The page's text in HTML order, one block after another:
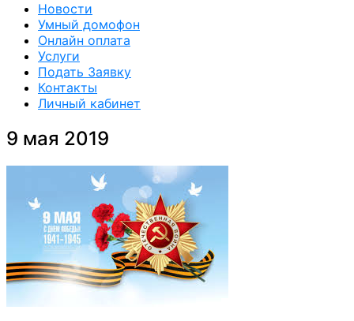
Новости
Умный домофон
Онлайн оплата
Услуги
Подать Заявку
Контакты
Личный кабинет
9 мая 2019